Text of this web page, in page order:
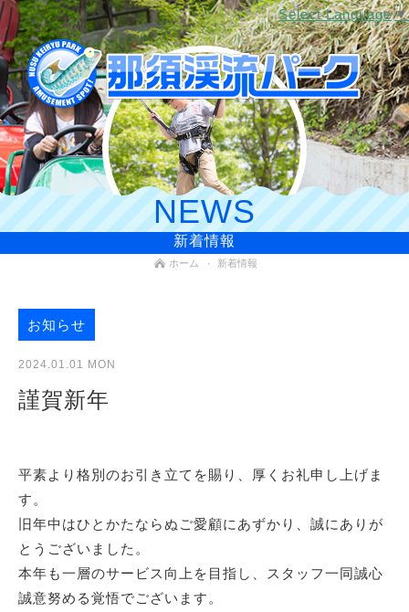
Select Language▼
NEWS
新着情報
ホーム 新着情報
お知らせ
2024.01.01 MON
謹賀新年
平素より格別のお引き立てを賜り、厚くお礼申し上げま
す。
旧年中はひとかたならぬご愛顧にあずかり、誠にありが
とうございました。
本年も一層のサービス向上を目指し、スタッフ一同誠心
誠意努める覚悟でございます。